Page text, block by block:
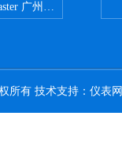
广州鸿程代理
所有 技术支持： 仪表网